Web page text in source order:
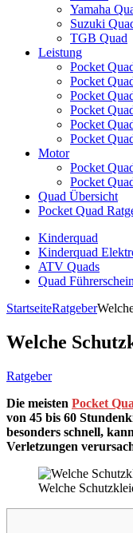
Yamaha
Suzuki
TGB Quad
Leistung
Pocket
Pocket
Pocket
Pocket
Pocket
Pocket
Motor
Pocket
Pocket
Quad Übersicht
Pocket Quad
Kinderquad
Kinderquad
ATV Quads
Quad Führerschein
StartseiteRatgeber
Welche
Ratgeber
Die meisten Pocket
von 45 bis 60
besonders schnell,
Verletzungen
Welche